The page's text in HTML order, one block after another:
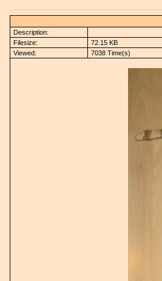
Description:
Filesize:
72.15 KB
Viewed:
7038 Time(s)